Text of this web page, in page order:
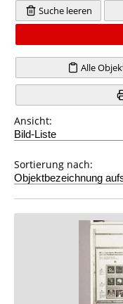
Suche leeren
Alle
Ansicht:
Sortierung nach: